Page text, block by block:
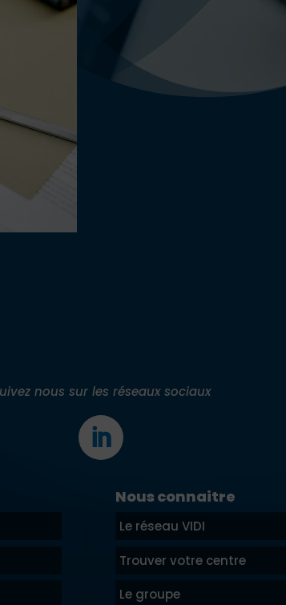
nous sur les réseaux sociaux
Nous connaitre
Le réseau VIDI
Trouver votre centre
Le groupe